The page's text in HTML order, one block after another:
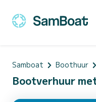
Samboat Boothuur
Bootverhuur